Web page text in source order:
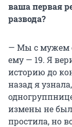
ваша первая
развода?
— Мы с мужем
ему — 19. Я
историю до
назад я
измены не
простила, но